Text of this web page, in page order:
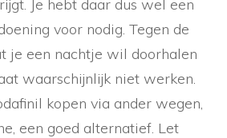
Je hebt daar dus wel een
voor nodig. Tegen de
je een nachtje wil doorhalen
waarschijnlijk niet werken.
kopen via ander wegen,
een goed alternatief. Let